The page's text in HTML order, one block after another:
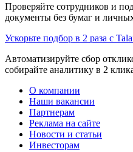
Проверяйте сотрудников и
документы без бумаг и
Ускорьте подбор в 2 раза с
Автоматизируйте сбор
собирайте аналитику в 2
О компании
Наши вакансии
Партнерам
Реклама на сайте
Новости и статьи
Инвесторам